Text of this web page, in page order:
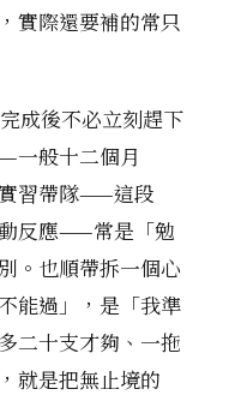
實際還要補的常只
成後不必立刻趕下
一般十二個月
習帶隊——這段
動反應——常是「勉
。也順帶拆一個心
能過」，是「我準
二十支才夠、一拖
就是把無止境的